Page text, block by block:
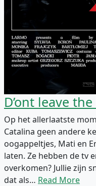
D’ont leave
Op het allerlaatste
Catalina geen andere
oogappeltjes, Mati en
laten. Ze hebben de tv
overkomen? Jullie zijn
dat als… Read More